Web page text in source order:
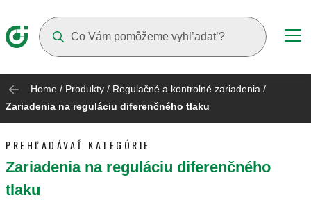
Home / Produkty / Regulačné a kontrolné zariadenia /
Zariadenia na reguláciu diferenčného tlaku
PREHĽADÁVAŤ KATEGÓRIE
Zariadenia na reguláciu diferenčného
tlaku